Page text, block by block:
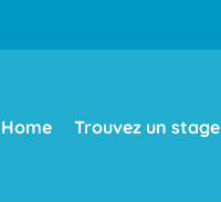
Home Trouvez un stage